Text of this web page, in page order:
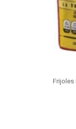
Frijoles